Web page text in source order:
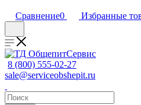
Сравнение0 Избранные
8 (800) 555-02-27
sale@serviceobshepit.ru